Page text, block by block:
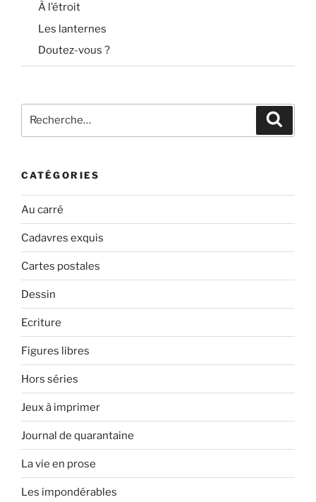
À l’étroit
Les lanternes
Doutez-vous ?
pour
CATÉGORIES
Au carré
Cadavres exquis
Cartes postales
Dessin
Ecriture
Figures libres
Hors séries
Jeux à imprimer
Journal de quarantaine
La vie en prose
Les impondérables